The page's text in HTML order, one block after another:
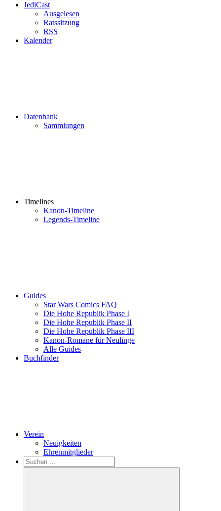
JediCast
Ausgelesen
Ratssitzung
RSS
Kalender
Datenbank
Sammlungen
Timelines
Kanon-Timeline
Legends-Timeline
Guides
Star Wars Comics FAQ
Die Hohe Republik Phase I
Die Hohe Republik Phase II
Die Hohe Republik Phase III
Kanon-Romane für Neulinge
Alle Guides
Buchfinder
Verein
Neuigkeiten
Ehrenmitglieder
Search
Suchen
nach: